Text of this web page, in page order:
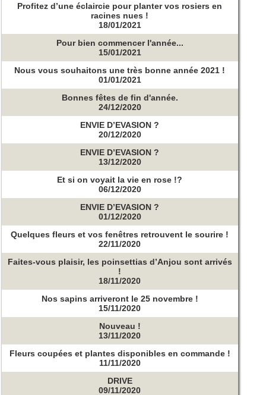
Profitez d’une éclaircie pour planter vos rosiers en
racines nues !
18/01/2021
Pour bien commencer l'année...
15/01/2021
Nous vous souhaitons une très bonne année 2021 !
01/01/2021
Bonnes fêtes de fin d'année.
24/12/2020
ENVIE D’EVASION ?
20/12/2020
ENVIE D’EVASION ?
13/12/2020
Et si on voyait la vie en rose !?
06/12/2020
ENVIE D’EVASION ?
01/12/2020
Quelques fleurs et vos fenêtres retrouvent le sourire !
22/11/2020
Faites-vous plaisir, les poinsettias d’Anjou sont arrivés
!
18/11/2020
Nos sapins arriveront le 25 novembre !
15/11/2020
Nouveau !
13/11/2020
Fleurs coupées et plantes disponibles en commande !
11/11/2020
DRIVE
09/11/2020